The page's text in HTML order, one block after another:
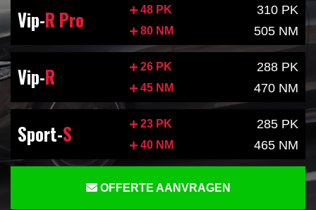
Vip-R Pro 48 PK 310 PK
80 NM 505 NM
Vip-R 26 PK 288 PK
45 NM 470 NM
Sport-S 23 PK 285 PK
40 NM 465 NM
OFFERTE AANVRAGEN